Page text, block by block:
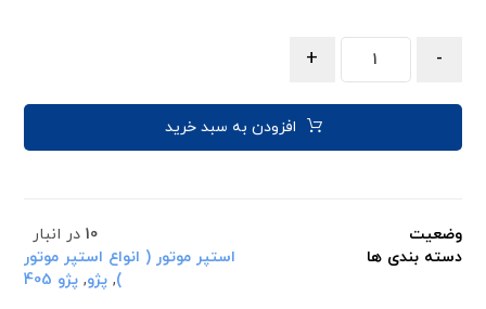
-
+
افزودن به سبد خرید
وضعیت 10در انبار
دسته بندی ها
استپر موتور ( انواع استپر موتور
)
, پژو, پژو 405